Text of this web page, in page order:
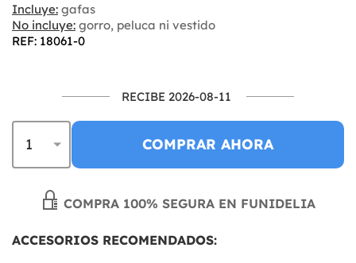
Incluye: gafas
No incluye: gorro, peluca ni vestido
REF: 18061-0
RECIBE 2026-08-11
COMPRAR AHORA
COMPRA 100% SEGURA EN FUNIDELIA
ACCESORIOS RECOMENDADOS: